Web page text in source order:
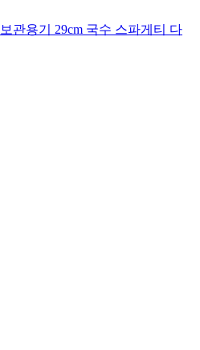
관용기 29cm 국수 스파게티 다